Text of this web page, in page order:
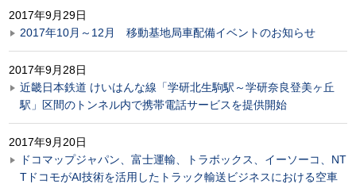
2017年9月29日
2017年10月～12月 移動基地局車配備イベントのお知らせ
2017年9月28日
近畿日本鉄道 けいはんな線「学研北生駒駅～学研奈良登美ヶ丘
駅」区間のトンネル内で携帯電話サービスを提供開始
2017年9月20日
ドコマップジャパン、富士運輸、トラボックス、イーソーコ、NT
TドコモがAI技術を活用したトラック輸送ビジネスにおける空車